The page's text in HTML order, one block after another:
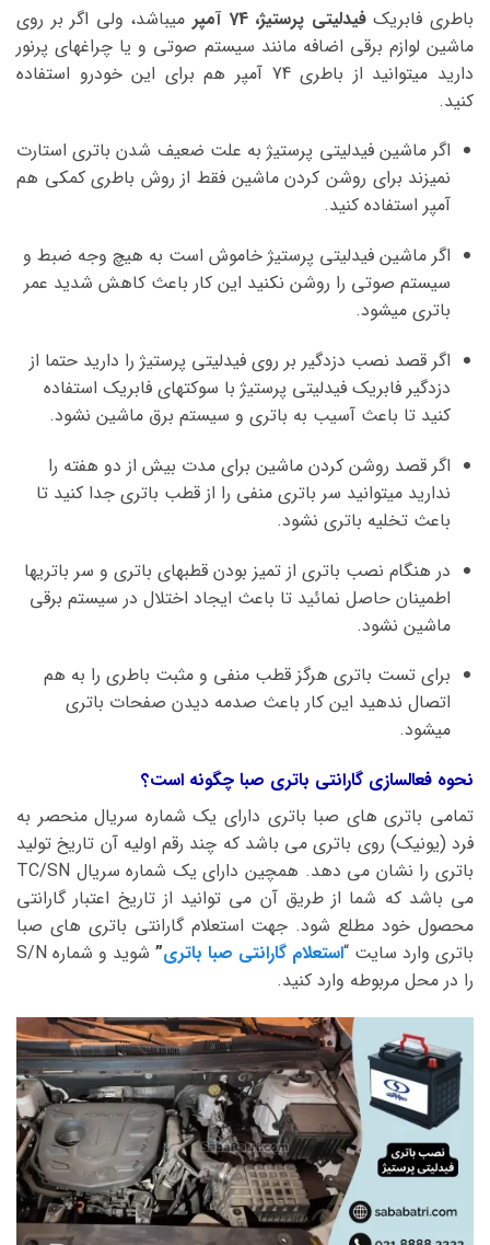
باطری فابریکفیدلیتی پرستیژ، 74 آمپر
میباشد، ولی اگر بر روی
ماشین لوازم برقی اضافه مانند سیستم صوتی و یا چراغهای پرنور
دارید میتوانید از باطری 74 آمپر هم برای این خودرو استفاده
کنید.
اگر ماشین فیدلیتی پرستیژ به علت ضعیف شدن باتری استارت
نمیزند برای روشن کردن ماشین فقط از روش باطری کمکی هم
آمپر استفاده کنید.
اگر ماشین فیدلیتی پرستیژ خاموش است به هیچ وجه ضبط و
سیستم صوتی را روشن نکنید این کار باعث کاهش شدید عمر
باتری میشود.
اگر قصد نصب دزدگیر بر روی فیدلیتی پرستیژ را دارید حتما از
دزدگیر فابریک فیدلیتی پرستیژ با سوکتهای فابریک استفاده
کنید تا باعث آسیب به باتری و سیستم برق ماشین نشود.
اگر قصد روشن کردن ماشین برای مدت بیش از دو هفته را
ندارید میتوانید سر باتری منفی را از قطب باتری جدا کنید تا
باعث تخلیه باتری نشود.
در هنگام نصب باتری از تمیز بودن قطبهای باتری و سر باتریها
اطمینان حاصل نمائید تا باعث ایجاد اختلال در سیستم برقی
ماشین نشود.
برای تست باتری هرگز قطب منفی و مثبت باطری را به هم
اتصال ندهید این کار باعث صدمه دیدن صفحات باتری
میشود.
نحوه فعالسازی گارانتی باتری صبا چگونه است؟
تمامی باتری های صبا باتری دارای یک شماره سریال منحصر به
فرد (یونیک) روی باتری می باشد که چند رقم اولیه آن تاریخ تولید
باتری را نشان می دهد. همچین دارای یک شماره سریال TC/SN
می باشد که شما از طریق آن می توانید از تاریخ اعتبار گارانتی
محصول خود مطلع شود. جهت استعلام گارانتی باتری های صبا
باتری وارد سایت “استعلام گارانتی صبا باتری”
شوید و شماره S/N
را در محل مربوطه وارد کنید.